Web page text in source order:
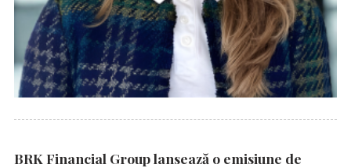
BRK Financial Group lansează o emisiune de